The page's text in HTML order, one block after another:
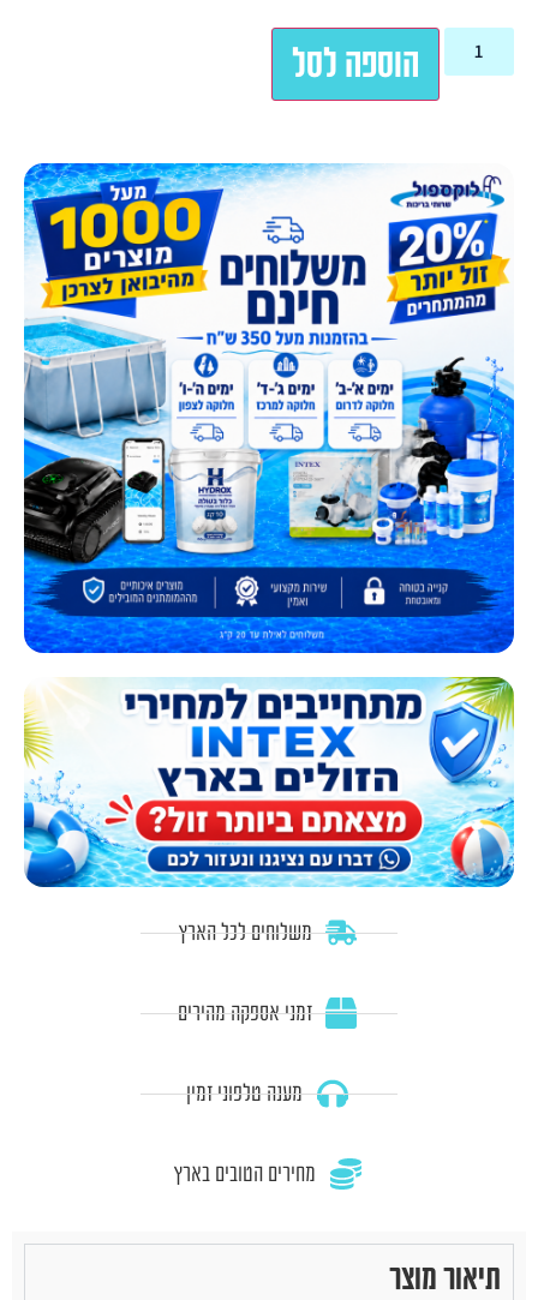
הוספה לסל
משלוחים לכל הארץ
זמני אספקה מהירים
מענה טלפוני זמין
מחירים הטובים בארץ
תיאור מוצר